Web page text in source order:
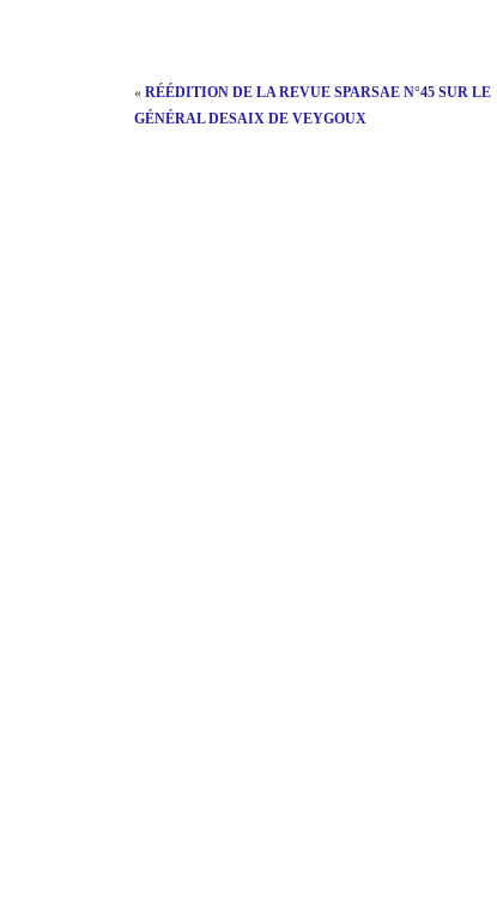
« RÉÉDITION DE LA REVUE SPARSAE N°45 SUR LE
GÉNÉRAL DESAIX DE VEYGOUX